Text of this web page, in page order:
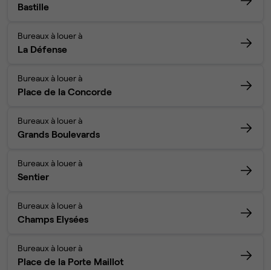
Bastille
Bureaux à louer à
La Défense
Bureaux à louer à
Place de la Concorde
Bureaux à louer à
Grands Boulevards
Bureaux à louer à
Sentier
Bureaux à louer à
Champs Elysées
Bureaux à louer à
Place de la Porte Maillot